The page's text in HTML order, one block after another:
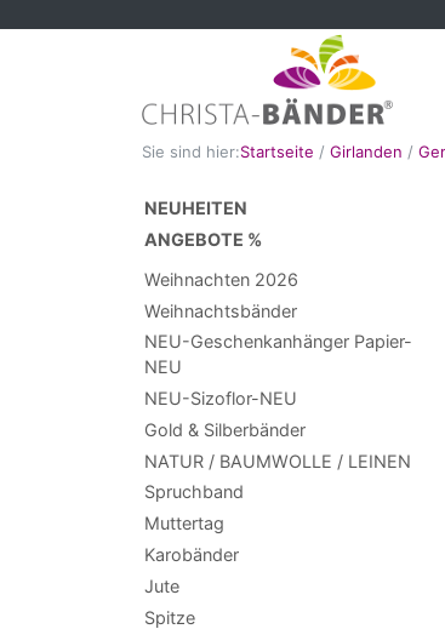
Sie sind hier:Startseite / Girlanden /
NEUHEITEN
ANGEBOTE %
Weihnachten 2026
Weihnachtsbänder
NEU-Geschenkanhänger Papier-
NEU
NEU-Sizoflor-NEU
Gold & Silberbänder
NATUR / BAUMWOLLE / LEINEN
Spruchband
Muttertag
Karobänder
Jute
Spitze